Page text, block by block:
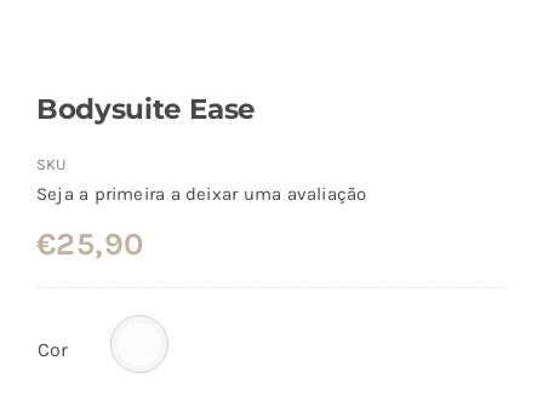
Bodysuite Ease
SKU
Seja a primeira a deixar uma avaliação
€25,90
Cor